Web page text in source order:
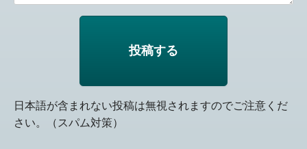
日本語が含まれない投稿は無視されますのでご注意くだ
さい。（スパム対策）